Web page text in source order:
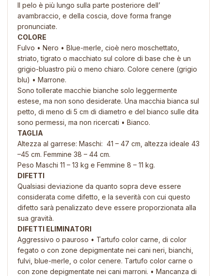
Il pelo è più lungo sulla parte posteriore dell’
avambraccio, e della coscia, dove forma frange
pronunciate.
COLORE
Fulvo • Nero • Blue-merle, cioè nero moschettato,
striato, tigrato o macchiato sul colore di base che è un
grigio-bluastro più o meno chiaro. Colore cenere (grigio
blu) • Marrone.
Sono tollerate macchie bianche solo leggermente
estese, ma non sono desiderate. Una macchia bianca sul
petto, di meno di 5 cm di diametro e del bianco sulle dita
sono permessi, ma non ricercati • Bianco.
TAGLIA
Altezza al garrese: Maschi: 41 – 47 cm, altezza ideale 43
–45 cm. Femmine 38 – 44 cm.
Peso Maschi 11 – 13 kg e Femmine 8 – 11 kg.
DIFETTI
Qualsiasi deviazione da quanto sopra deve essere
considerata come difetto, e la severità con cui questo
difetto sarà penalizzato deve essere proporzionata alla
sua gravità.
DIFETTI ELIMINATORI
Aggressivo o pauroso • Tartufo color carne, di color
fegato o con zone depigmentate nei cani neri, bianchi,
fulvi, blue-merle, o color cenere. Tartufo color carne o
con zone depigmentate nei cani marroni. • Mancanza di